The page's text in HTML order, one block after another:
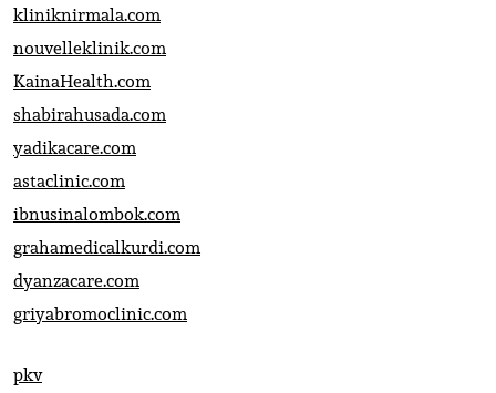
kliniknirmala.com
nouvelleklinik.com
KainaHealth.com
shabirahusada.com
yadikacare.com
astaclinic.com
ibnusinalombok.com
grahamedicalkurdi.com
dyanzacare.com
griyabromoclinic.com
pkv